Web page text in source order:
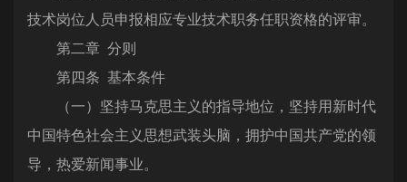
技术岗位人员申报相应专业技术职务任职资格的评审。
第二章 分则
第四条 基本条件
（一）坚持马克思主义的指导地位，坚持用新时代
中国特色社会主义思想武装头脑，拥护中国共产党的领
导，热爱新闻事业。